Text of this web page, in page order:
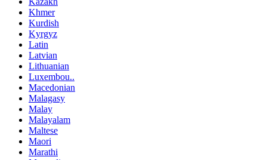
Khmer
Kurdish
Kyrgyz
Latin
Latvian
Lithuanian
Luxembou..
Macedonian
Malagasy
Malay
Malayalam
Maltese
Maori
Marathi